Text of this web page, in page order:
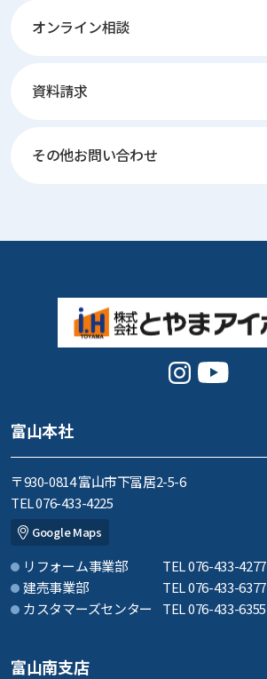
オンライン相談
資料請求
その他お問い合わせ
富山本社
〒930-0814 富山市下冨居2-5-6
TEL 076-433-4225
Google Maps
リフォーム事業部
TEL 076-433-4277
建売事業部
TEL 076-433-6377
カスタマーズセンター
TEL 076-433-6355
富山南支店